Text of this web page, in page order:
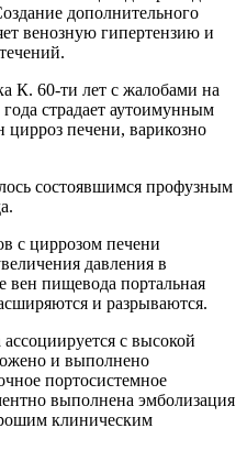
дополнительного
венозную гипертензию и
К. 60-ти лет с жалобами на
страдает аутоимунным
цирроз печени, варикозно
состоявшимся профузным
с циррозом печени
давления в
вен пищевода портальная
и разрываются.
с высокой
и выполнено
портосистемное
выполнена эмболизация
клиническим